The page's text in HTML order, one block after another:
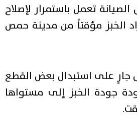
تعمل باستمرار لإصلاح
الخبز مؤقتاً من مدينة حمص
جارٍ على استبدال بعض القطع
جودة الخبز إلى مستواها